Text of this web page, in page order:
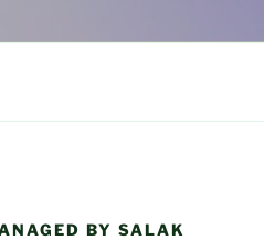
BY SALAK